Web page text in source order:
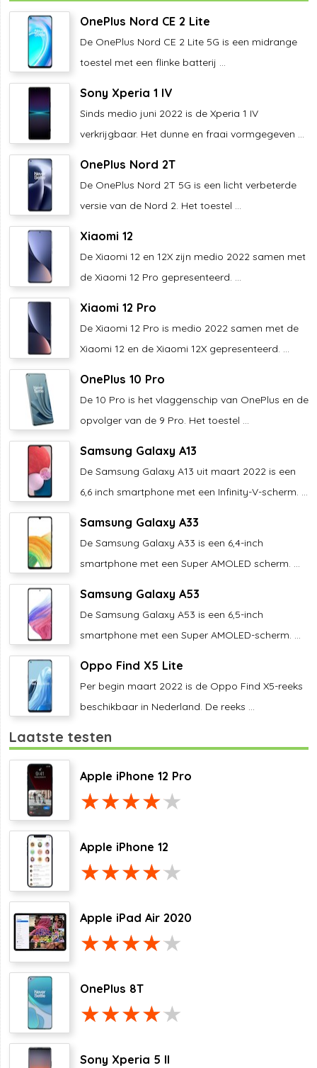
OnePlus Nord CE 2 Lite
De OnePlus Nord CE 2 Lite 5G is een midrange
toestel met een flinke batterij ...
Sony Xperia 1 IV
Sinds medio juni 2022 is de Xperia 1 IV
verkrijgbaar. Het dunne en fraai vormgegeven ...
OnePlus Nord 2T
De OnePlus Nord 2T 5G is een licht verbeterde
versie van de Nord 2. Het toestel ...
Xiaomi 12
De Xiaomi 12 en 12X zijn medio 2022 samen met
de Xiaomi 12 Pro gepresenteerd. ...
Xiaomi 12 Pro
De Xiaomi 12 Pro is medio 2022 samen met de
Xiaomi 12 en de Xiaomi 12X gepresenteerd. ...
OnePlus 10 Pro
De 10 Pro is het vlaggenschip van OnePlus en de
opvolger van de 9 Pro. Het toestel ...
Samsung Galaxy A13
De Samsung Galaxy A13 uit maart 2022 is een
6,6 inch smartphone met een Infinity-V-scherm. ...
Samsung Galaxy A33
De Samsung Galaxy A33 is een 6,4-inch
smartphone met een Super AMOLED scherm. ...
Samsung Galaxy A53
De Samsung Galaxy A53 is een 6,5-inch
smartphone met een Super AMOLED-scherm. ...
Oppo Find X5 Lite
Per begin maart 2022 is de Oppo Find X5-reeks
beschikbaar in Nederland. De reeks ...
Laatste testen
Apple iPhone 12 Pro
Apple iPhone 12
Apple iPad Air 2020
OnePlus 8T
Sony Xperia 5 II